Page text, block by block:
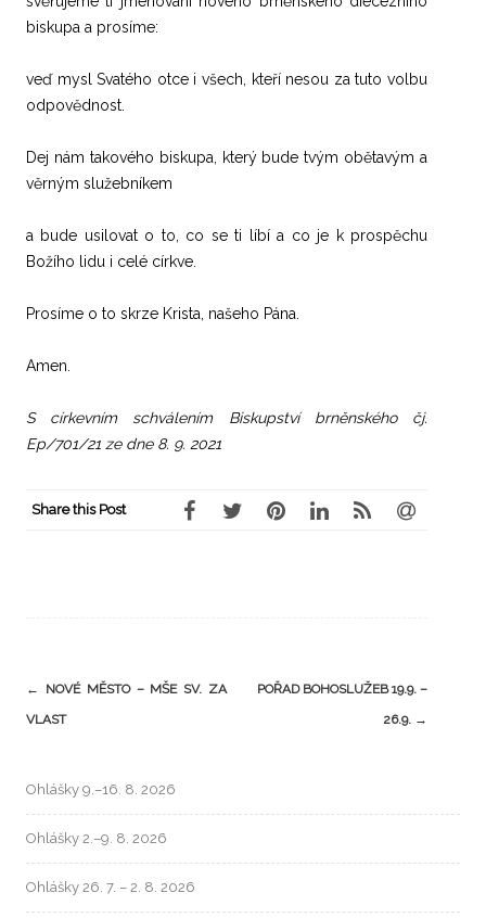
biskupa a prosíme:
veď mysl Svatého otce i všech, kteří nesou za tuto volbu
odpovědnost.
Dej nám takového biskupa, který bude tvým obětavým a
věrným služebníkem
a bude usilovat o to, co se ti líbí a co je k prospěchu
Božího lidu i celé církve.
Prosíme o to skrze Krista, našeho Pána.
Amen.
S církevním schválením Biskupství brněnského čj.
Ep/701/21 ze dne 8. 9. 2021
Share this Post
←
NOVÉ MĚSTO – MŠE SV. ZA
VLAST
POŘAD BOHOSLUŽEB 19.9. –
26.9. →
Ohlášky 9.–16. 8. 2026
Ohlášky 2.–9. 8. 2026
Ohlášky 26. 7. – 2. 8. 2026